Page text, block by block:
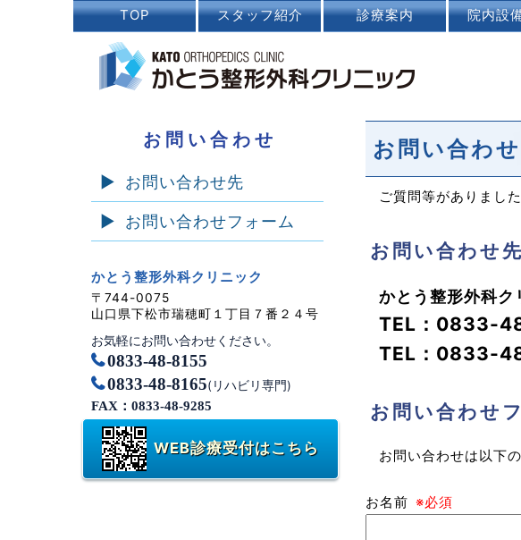
TOP スタッフ紹介 診療案内 院内設
お問い合わせ
ご質問等がありまし
お問い合わせ先
かとう整形外科ク
TEL：0833-
TEL：0833-
お問い合わせ
お問い合わせは以下
お名前 ※必須
お問い合わせ
お問い合わせ先
お問い合わせフォーム
かとう整形外科クリニック
〒744-0075
山口県下松市瑞穂町１丁目７番２４号
お気軽にお問い合わせください。
0833-48-8155
0833-48-8165(リハビリ専門)
FAX：0833-48-9285
WEB診療受付はこちら